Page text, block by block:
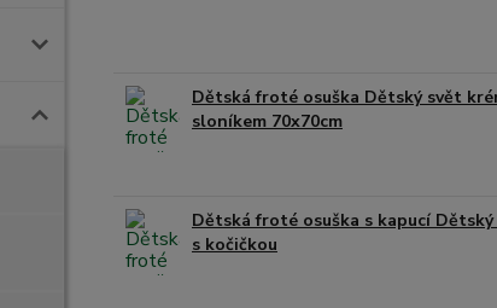
Dětská froté osuška Dětský svět
sloníkem 70x70cm
Dětská froté osuška s kapucí
s kočičkou